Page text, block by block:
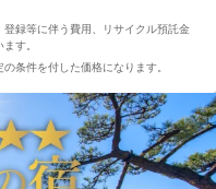
録等に伴う費用、リサイクル預託金
す。
条件を付した価格になります。